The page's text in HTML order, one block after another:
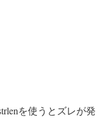
を使うとズレが発